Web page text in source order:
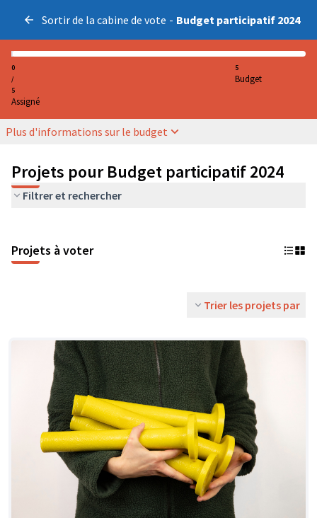
Sortir de la cabine de vote - Budget participatif 2024
0
/
5
Assigné
5
Budget
Plus d'informations sur le budget
Projets pour Budget participatif 2024
Filtrer et rechercher
Projets à voter
Trier les projets par